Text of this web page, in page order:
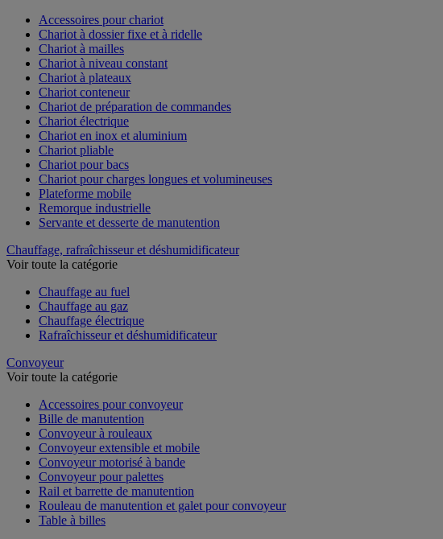
Accessoires pour chariot
Chariot à dossier fixe et à ridelle
Chariot à mailles
Chariot à niveau constant
Chariot à plateaux
Chariot conteneur
Chariot de préparation de commandes
Chariot électrique
Chariot en inox et aluminium
Chariot pliable
Chariot pour bacs
Chariot pour charges longues et volumineuses
Plateforme mobile
Remorque industrielle
Servante et desserte de manutention
Chauffage, rafraîchisseur et déshumidificateur
Voir toute la catégorie
Chauffage au fuel
Chauffage au gaz
Chauffage électrique
Rafraîchisseur et déshumidificateur
Convoyeur
Voir toute la catégorie
Accessoires pour convoyeur
Bille de manutention
Convoyeur à rouleaux
Convoyeur extensible et mobile
Convoyeur motorisé à bande
Convoyeur pour palettes
Rail et barrette de manutention
Rouleau de manutention et galet pour convoyeur
Table à billes